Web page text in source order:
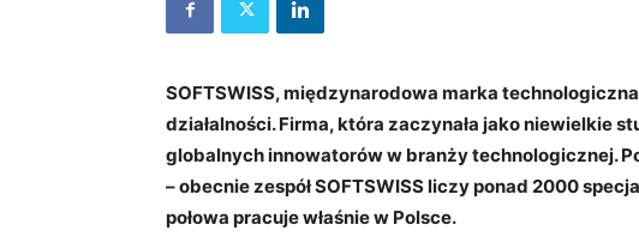
SOFTSWISS, międzynarodowa marka
działalności. Firma, która zaczynała jako niewielkie
globalnych innowatorów w branży technologicznej.
– obecnie zespół SOFTSWISS liczy ponad 2000
połowa pracuje właśnie w Polsce.